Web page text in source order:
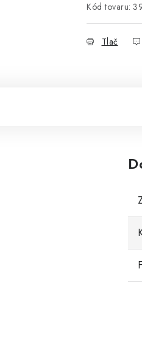
Kód tovaru:
Tlač